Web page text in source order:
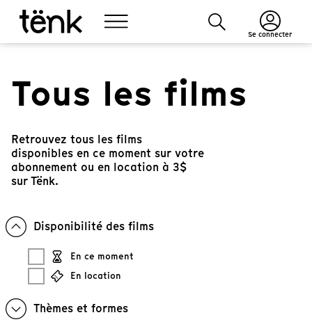
Se connecter
Tous les films
Retrouvez tous les films
disponibles en ce moment sur votre
abonnement ou en location à 3$
sur Tënk.
Disponibilité des films
En ce moment
En location
Thèmes et formes